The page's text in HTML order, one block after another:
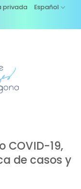
privada
Español
COVID-19,
de casos y